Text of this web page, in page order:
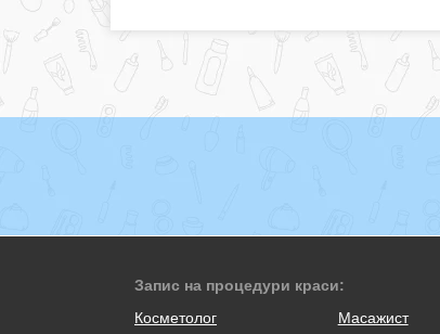
Запис на процедури краси:
Косметолог
Масажист